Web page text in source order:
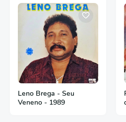
Leno Brega - Seu
Veneno - 1989